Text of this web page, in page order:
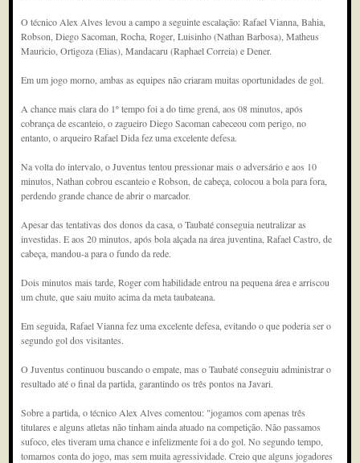
O técnico Alex Alves levou a campo a seguinte escalação: Rafael Vianna, Bahia,
Robson, Diego Sacoman, Rocha, Roger, Luisinho (Nathan Barbosa), Matheus
Mauricio, Ortigoza (Elias), Mandacaru (Raphael Correia) e Dener.
Em um jogo morno, ambas as equipes não criaram muitas oportunidades de gol.
A chance mais clara do 1º tempo foi a do time grená, aos 08 minutos, após
cobrança de escanteio, o zagueiro Diego Sacoman cabeceou com perigo, no
entanto, o arqueiro Rafael Dida fez uma excelente defesa.
Na volta do intervalo, o Juventus tentou pressionar mais o adversário e aos 10
minutos, Nathan cobrou escanteio e Robson, de cabeça, colocou a bola para fora,
perdendo grande chance de abrir o marcador.
Apesar das tentativas dos donos da casa, o Taubaté conseguia neutralizar as
investidas. E aos 20 minutos, após bola alçada na área juventina, Rafael Castro, de
cabeça, mandou-a para o fundo da rede.
Dois minutos mais tarde, Roger com habilidade entrou na pequena área e arriscou
um chute, que saiu muito acima da meta taubateana.
Em seguida, Rafael Vianna fez uma excelente defesa, evitando o que poderia ser o
segundo gol dos visitantes.
O Juventus continuou buscando o empate, mas o Taubaté conseguiu administrar o
resultado até o final da partida, garantindo os três pontos na Javari.
Sobre a partida, o técnico Alex Alves comentou: "jogamos com apenas três
titulares e alguns atletas não tinham ainda atuado na competição. Não passamos
sufoco, eles tiveram uma chance e infelizmente foi a do gol. No segundo tempo,
tomamos conta do jogo, mas sem muita agressividade. Creio que alguns jogadores